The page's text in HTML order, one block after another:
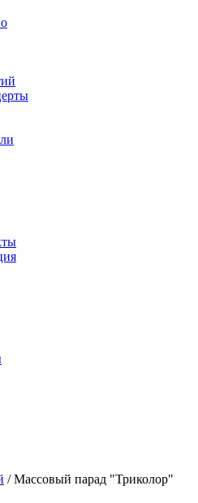
/Массовый парад "Триколор"